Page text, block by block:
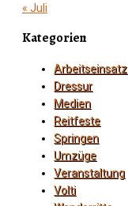
« Juli
Kategorien
Arbeitseinsatz
Dressur
Medien
Reitfeste
Springen
Umzüge
Veranstaltung
Volti